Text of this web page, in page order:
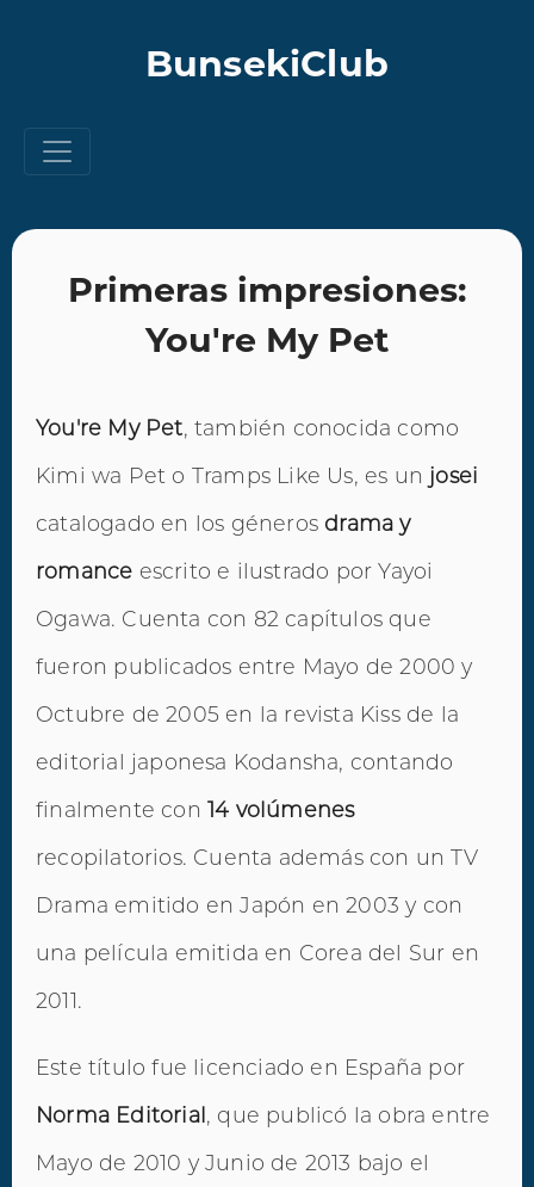
BunsekiClub
Primeras impresiones:
You're My Pet
You're My Pet, también conocida como
Kimi wa Pet o Tramps Like Us, es un josei
catalogado en los géneros drama y
romance escrito e ilustrado por Yayoi
Ogawa. Cuenta con 82 capítulos que
fueron publicados entre Mayo de 2000 y
Octubre de 2005 en la revista Kiss de la
editorial japonesa Kodansha, contando
finalmente con 14 volúmenes
recopilatorios. Cuenta además con un TV
Drama emitido en Japón en 2003 y con
una película emitida en Corea del Sur en
2011.
Este título fue licenciado en España por
Norma Editorial, que publicó la obra entre
Mayo de 2010 y Junio de 2013 bajo el